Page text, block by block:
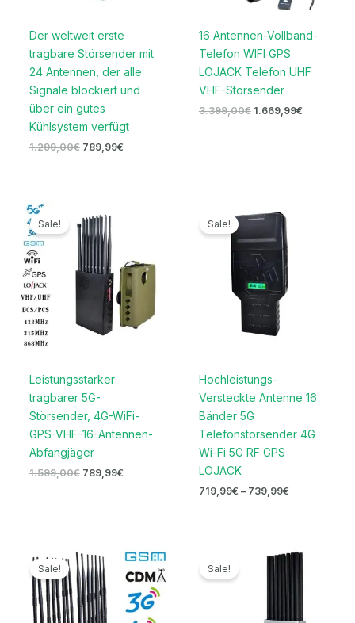
Der weltweit erste
tragbare Störsender mit
24 Antennen, der alle
Signale blockiert und
über ein gutes
Kühlsystem verfügt
1.299,00€ 789,99€
16 Antennen-Vollband-
Telefon WIFI GPS
LOJACK Telefon UHF
VHF-Störsender
3.399,00€ 1.669,99€
Sale!
Leistungsstarker
tragbarer 5G-
Störsender, 4G-WiFi-
GPS-VHF-16-Antennen-
Abfangjäger
1.599,00€
Preis
war:
1.599,00€
789,99€
Sale!
Hochleistungs-
Versteckte Antenne 16
Bänder 5G
Telefonstörsender 4G
Wi-Fi 5G RF GPS
LOJACK
719,99€ – 739,99€
Sale!
Ursprünglicher
Preis
war:
1.999,00€
Aktueller
Preis
ist:
999,99€.
Sale!
Ursprünglicher
Preis
Aktueller